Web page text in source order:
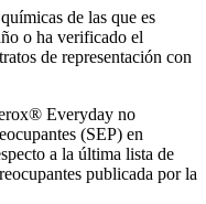
de las que es
o ha verificado el
de representación con
Everyday no
(SEP) en
a la última lista de
publicada por la